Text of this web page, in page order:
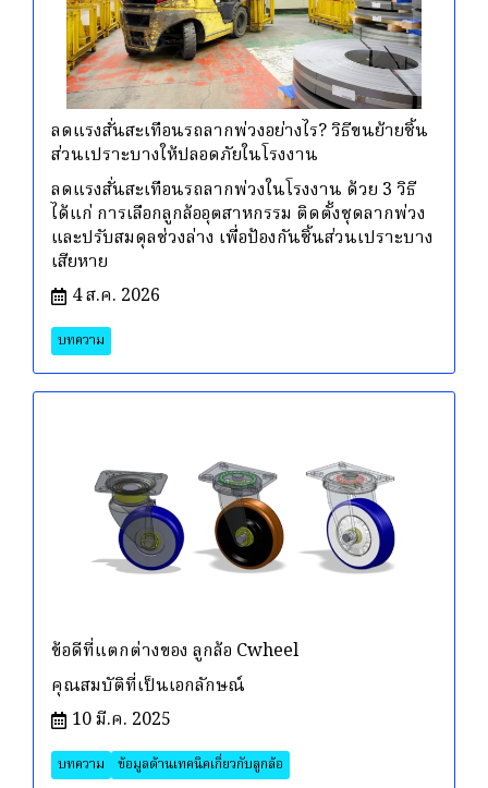
ลดแรงสั่นสะเทือนรถลากพ่วงอย่างไร? วิธีขนย้ายชิ้น
ส่วนเปราะบางให้ปลอดภัยในโรงงาน
ลดแรงสั่นสะเทือนรถลากพ่วงในโรงงาน ด้วย 3 วิธี
ได้แก่ การเลือกลูกล้ออุตสาหกรรม ติดตั้งชุดลากพ่วง
และปรับสมดุลช่วงล่าง เพื่อป้องกันชิ้นส่วนเปราะบาง
เสียหาย
4 ส.ค. 2026
บทความ
ข้อดีที่แตกต่างของ ลูกล้อ Cwheel
คุณสมบัติที่เป็นเอกลักษณ์
10 มี.ค. 2025
บทความ ข้อมูลด้านเทคนิคเกี่ยวกับลูกล้อ